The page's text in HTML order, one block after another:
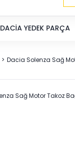
DACIA YEDEK PARÇA
Dacia Solenza Sağ